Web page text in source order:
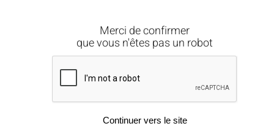
Merci de confirmer
que vous n'êtes pas un robot
Continuer vers le site